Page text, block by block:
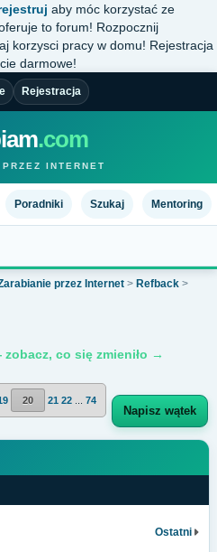
aby móc korzystać ze
to forum! Rozpocznij
korzysci pracy w domu! Rejestracja
darmowe!
Rejestracja
.com
INTERNET
Poradniki Szukaj Mentoring
przez Internet > Refback >
co się zmieniło →
20 21 22 74
Napisz wątek
Ostatni